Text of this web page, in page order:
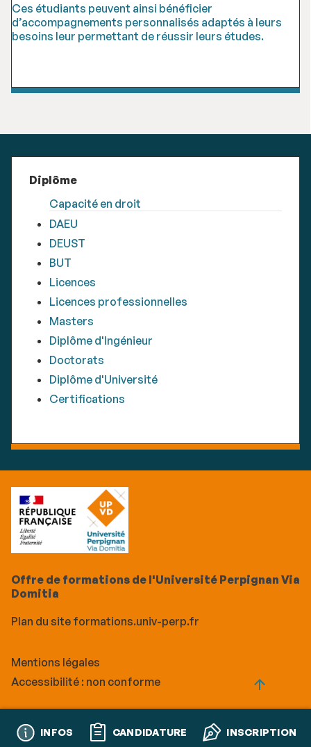
Call
INFOS CANDIDATURE INSCRIPTION
Ces étudiants peuvent ainsi bénéficier
d’accompagnements personnalisés adaptés à leurs
besoins leur permettant de réussir leurs études.
Diplôme
Capacité en droit
DAEU
DEUST
BUT
Licences
Licences professionnelles
Masters
Diplôme d'Ingénieur
Doctorats
Diplôme d'Université
Certifications
Offre de formations de l'Université Perpignan Via
Domitia
Plan du site formations.univ-perp.fr
Mentions légales
Accessibilité : non conforme